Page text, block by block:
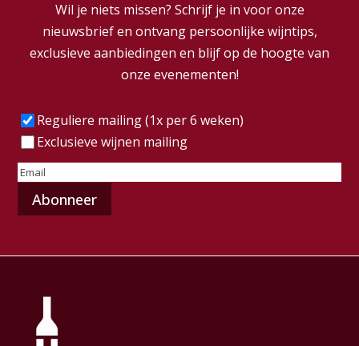
Wil je niets missen? Schrijf je in voor onze
nieuwsbrief en ontvang persoonlijke wijntips,
exclusieve aanbiedingen en blijf op de hoogte van
onze evenementen!
Frequentie(Vereist)
Reguliere mailing (1x per 6 weken)
Exclusieve wijnen mailing
E-
mailadres